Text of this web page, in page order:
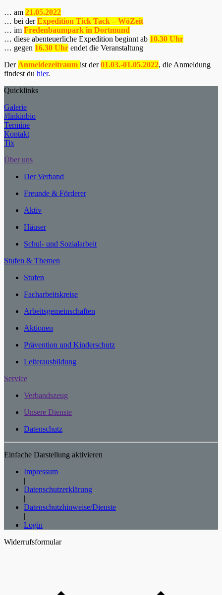
… am 21.05.2022
… bei der Expedition Tick Tack – WöZeit
… im Fredenbaumpark in Dortmund
… diese abenteuerliche Expedition beginnt ab 10.30 Uhr
… gegen 16.30 Uhr endet die Veranstaltung
Der Anmeldezeitraum ist der01.03.-01.05.2022, die Anmeldung
findest du hier.
Quicklinks
Galerie
#linkinbio
Termine
Kontakt
Tix
Über uns
Der Verband
Freunde & Förderer
Aktiv
Häuser
Schul- und Sozialarbeit
Stufen & Themen
Stufen
Facharbeitskreise
Arbeitsgemeinschaften
Aktionen
Prävention und Kinderschutz
Leiterausbildung
Service
Verbandszeug
Unsere Dienste
Datenschutz
Einfache Darstellung aktivieren
Impressum
|
Datenschutzerklärung
|
Datenschutzhinweise/Dienste
|
Login
Widerrufsformular